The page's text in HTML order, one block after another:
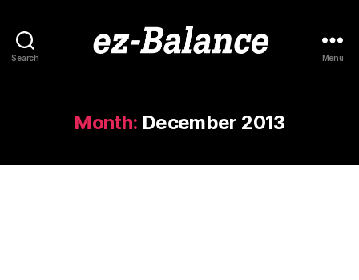
Search Menu
Month: December 2013